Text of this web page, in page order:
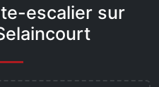
escalier sur